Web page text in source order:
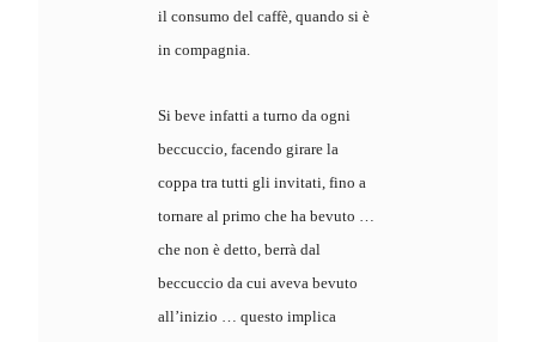
il consumo del caffè, quando si è
in compagnia.
Si beve infatti a turno da ogni
beccuccio, facendo girare la
coppa tra tutti gli invitati, fino a
tornare al primo che ha bevuto …
che non è detto, berrà dal
beccuccio da cui aveva bevuto
all’inizio … questo implica